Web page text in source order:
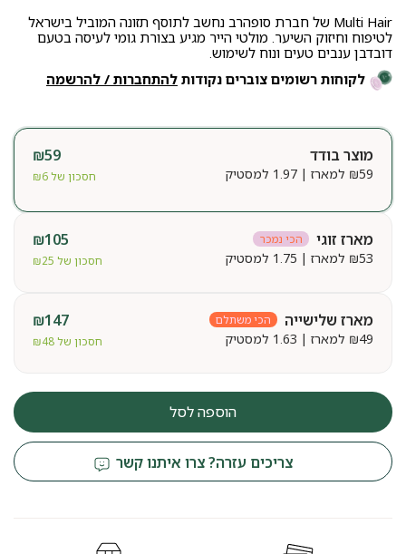
Multi Hair של חברת סופהרב נחשב לתוסף תזונה המוביל בישראל
לטיפוח וחיזוק השיער. מולטי הייר מגיע בצורת גומי לעיסה בטעם
דובדבן ענבים טעים ונוח לשימוש.
לקוחות רשומים צוברים נקודות להתחברות / להרשמה
מוצר בודד ₪59
₪59 למארז | 1.97 למסטיק חסכון של ₪6
מארז זוגי הכי נמכר ₪105
₪53 למארז | 1.75 למסטיק חסכון של ₪25
מארז שלישייה הכי משתלם ₪147
₪49 למארז | 1.63 למסטיק חסכון של ₪48
הוספה לסל
צריכים עזרה? צרו איתנו קשר